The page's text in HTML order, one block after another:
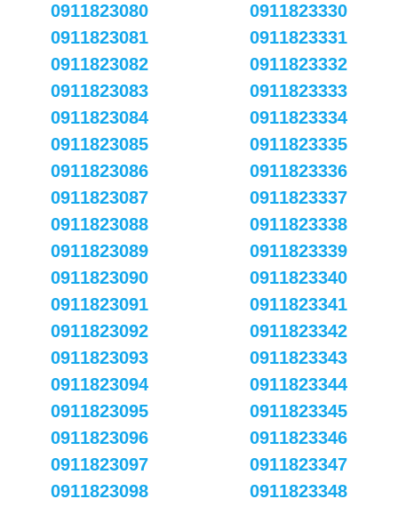
0911823080
0911823081
0911823082
0911823083
0911823084
0911823085
0911823086
0911823087
0911823088
0911823089
0911823090
0911823091
0911823092
0911823093
0911823094
0911823095
0911823096
0911823097
0911823098
0911823330
0911823331
0911823332
0911823333
0911823334
0911823335
0911823336
0911823337
0911823338
0911823339
0911823340
0911823341
0911823342
0911823343
0911823344
0911823345
0911823346
0911823347
0911823348